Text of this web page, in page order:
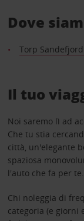
Dove
Torp
Il tuo
Noi saremo lì ad
Che tu stia
città, un'elegante
spaziosa
l'auto che fa per te.
Chi noleggia di
categoria (e giorni